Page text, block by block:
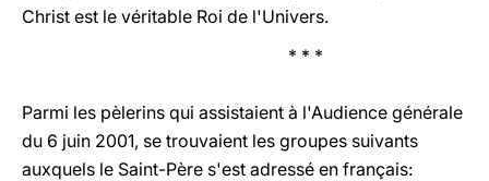
Christ est le véritable Roi de l'Univers.
* * *
Parmi les pèlerins qui assistaient à l'Audience générale
du 6 juin 2001, se trouvaient les groupes suivants
auxquels le Saint-Père s'est adressé en français: